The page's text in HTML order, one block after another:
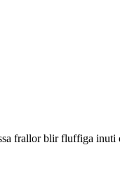
frallor blir fluffiga inuti